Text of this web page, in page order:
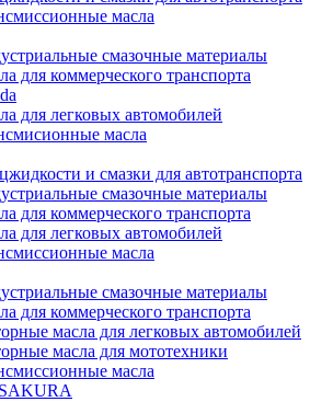
масла
смазочные материалы
для коммерческого транспорта
для легковых автомобилей
масла
и смазки для автотранспорта
смазочные материалы
для коммерческого транспорта
для легковых автомобилей
масла
смазочные материалы
для коммерческого транспорта
масла для легковых автомобилей
масла для мототехники
масла